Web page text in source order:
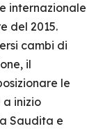
internazionale
del 2015.
cambi di
il
le
inizio
Saudita e